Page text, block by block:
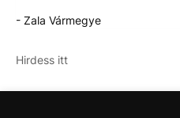
- Zala Vármegye
Hirdess itt